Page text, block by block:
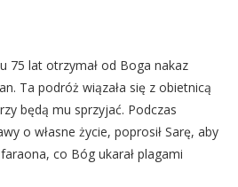
75 lat otrzymał od Boga nakaz
Ta podróż wiązała się z obietnicą
będą mu sprzyjać. Podczas
o własne życie, poprosił Sarę, aby
co Bóg ukarał plagami